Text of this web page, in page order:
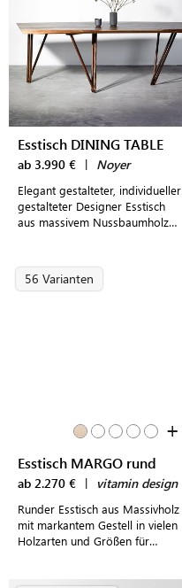
Esstisch DINING TABLE
ab 3.990 € | Noyer
Elegant gestalteter, individueller
gestalteter Designer Esstisch
aus massivem Nussbaumholz
56 Varianten
+
Esstisch MARGO rund
ab 2.270 € | vitamin design
Runder Esstisch aus Massivholz
mit markantem Gestell in vielen
Holzarten und Größen für